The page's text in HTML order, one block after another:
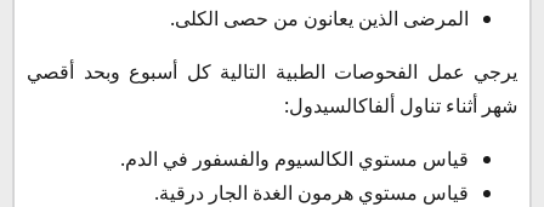
المرضى الذين يعانون من حصى الكلى.
يرجي عمل الفحوصات الطبية التالية كل أسبوع وبحد أقصي
شهر أثناء تناول ألفاكالسيدول:
قياس مستوي الكالسيوم والفسفور في الدم.
قياس مستوي هرمون الغدة الجار درقية.